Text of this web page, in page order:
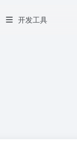
开发工具